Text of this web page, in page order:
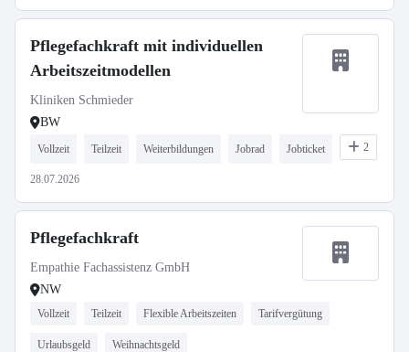
Pflegefachkraft mit individuellen
Arbeitszeitmodellen
Kliniken Schmieder
BW
Vollzeit Teilzeit Weiterbildungen Jobrad Jobticket 2
28.07.2026
Pflegefachkraft
Empathie Fachassistenz GmbH
NW
Vollzeit Teilzeit Flexible Arbeitszeiten Tarifvergütung
Urlaubsgeld Weihnachtsgeld